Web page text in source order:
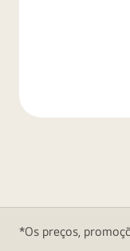
*Os preços,